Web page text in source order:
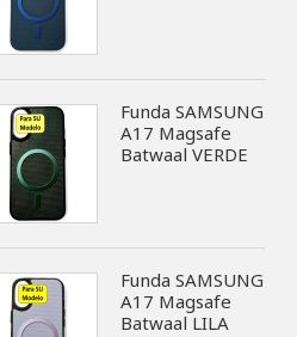
Funda SAMSUNG
A17 Magsafe
Batwaal VERDE
Funda SAMSUNG
A17 Magsafe
Batwaal LILA